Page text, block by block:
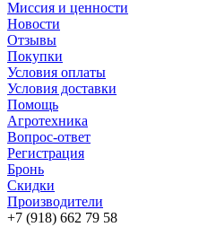
Миссия и ценности
Новости
Отзывы
Покупки
Условия оплаты
Условия доставки
Помощь
Агротехника
Вопрос-ответ
Регистрация
Бронь
Скидки
Производители
+7 (918) 662 79 58